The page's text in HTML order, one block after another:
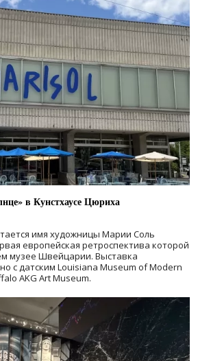
в Кунстхаусе Цюриха
имя художницы Марии Соль
европейская ретроспектива которой
музее Швейцарии. Выставка
с датским Louisiana Museum of Modern
AKG Art Museum.